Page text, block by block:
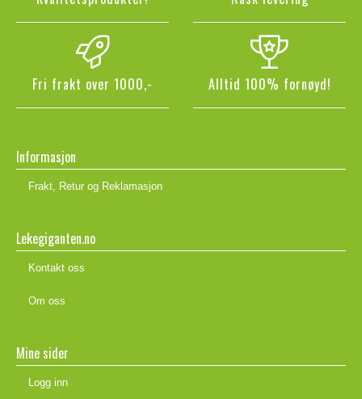
Fri frakt over 1000,- Alltid 100% fornøyd!
Informasjon
Frakt, Retur og Reklamasjon
Lekegiganten.no
Kontakt oss
Om oss
Mine sider
Logg inn